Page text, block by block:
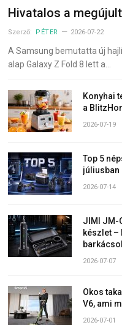
Hivatalos a
Szerző: PÉTER 2026-07-22
A Samsung bemutatta új
alap Galaxy Z Fold 8 lett a…
Konyhai
a
2026-07-19
Top 5
júliusban
2026-07-14
JIMI JM-
készlet –
2026-07-07
Okos
V6, ami
2026-07-01